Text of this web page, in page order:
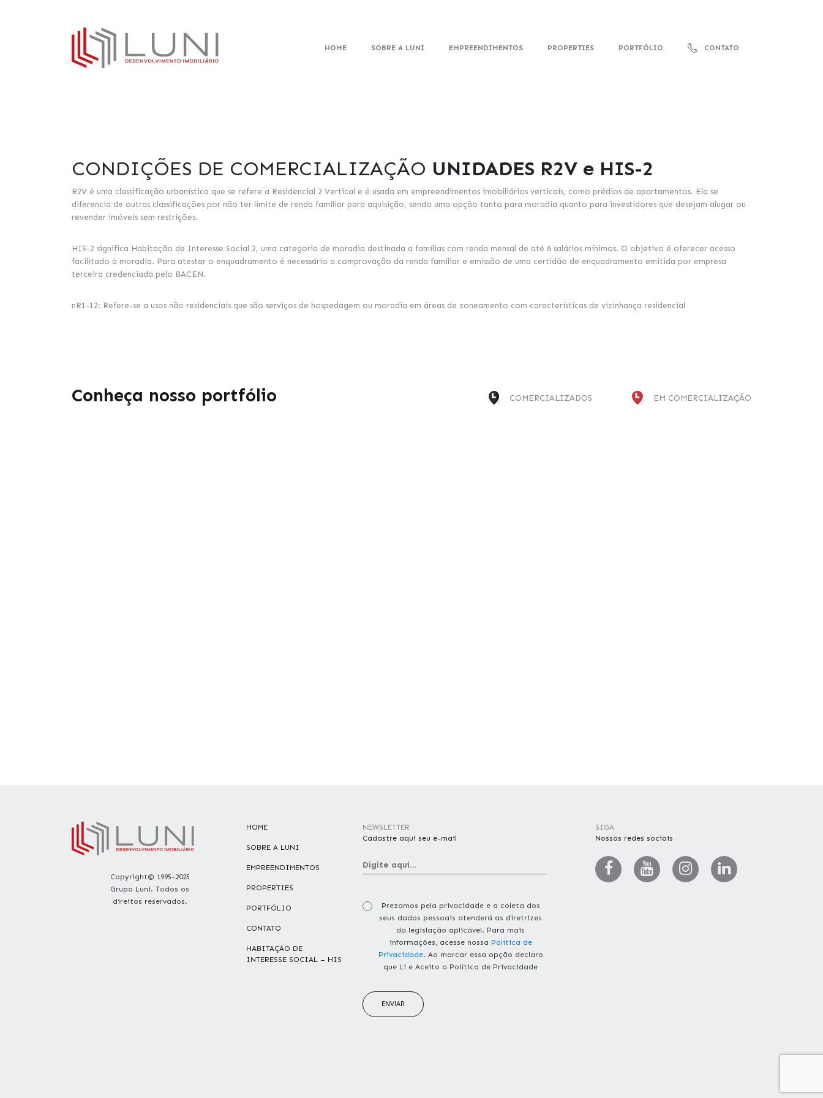
HOME SOBRE A LUNI EMPREENDIMENTOS PROPERTIES PORTFÓLIO CONTATO
CONDIÇÕES DE COMERCIALIZAÇÃO UNIDADES R2V e HIS-2
R2V é uma classificação urbanística que se refere a Residencial 2 Vertical e é usada em empreendimentos imobiliários verticais, como prédios de apartamentos. Ela se
diferencia de outras classificações por não ter limite de renda familiar para aquisição, sendo uma opção tanto para moradia quanto para investidores que desejam alugar ou
revender imóveis sem restrições.
HIS-2 significa Habitação de Interesse Social 2, uma categoria de moradia destinada a famílias com renda mensal de até 6 salários mínimos. O objetivo é oferecer acesso
facilitado à moradia. Para atestar o enquadramento é necessário a comprovação da renda familiar e emissão de uma certidão de enquadramento emitida por empresa
terceira credenciada pelo BACEN.
nR1-12: Refere-se a usos não residenciais que são serviços de hospedagem ou moradia em áreas de zoneamento com características de vizinhança residencial
Conheça nosso portfólio COMERCIALIZADOS EM COMERCIALIZAÇÃO
Copyright© 1995-2025
Grupo Luni. Todos os
direitos reservados.
HOME
SOBRE A LUNI
EMPREENDIMENTOS
PROPERTIES
PORTFÓLIO
CONTATO
HABITAÇÃO DE
INTERESSE SOCIAL – HIS
NEWSLETTER
Cadastre aqui seu e-mail
Prezamos pela privacidade e a coleta dos
seus dados pessoais atenderá as diretrizes
da legislação aplicável. Para mais
informações, acesse nossa Política de
Privacidade. Ao marcar essa opção declaro
que Li e Aceito a Política de Privacidade
ENVIAR
SIGA
Nossas redes sociais